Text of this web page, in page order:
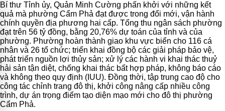
Bí thư Tỉnh ủy, Quản Minh Cường phấn khởi với những kết
quả mà phường Cẩm Phả đạt được trong đổi mới, vận hành
chính quyền địa phương hai cấp. Tổng thu ngân sách phường
đạt trên 56 tỷ đồng, bằng 20,76% dự toán của tỉnh và của
phường. Phường hoàn thành giao khu vực biển cho 116 cá
nhân và 26 tổ chức; triển khai đồng bộ các giải pháp bảo vệ,
phát triển nguồn lợi thủy sản; xử lý các hành vi khai thác thuỷ
hải sản tận diệt, chống khai thác bất hợp pháp, không báo cáo
và không theo quy định (IUU). Đồng thời, tập trung cao độ cho
công tác chỉnh trang đô thị, khởi công nâng cấp nhiều công
trình, dự án trọng điểm tạo diện mạo mới cho đô thị phường
Cẩm Phả.